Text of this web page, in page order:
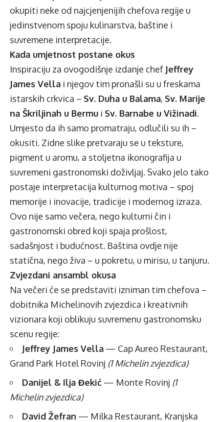
okupiti neke od najcjenjenijih chefova regije u
jedinstvenom spoju kulinarstva, baštine i
suvremene interpretacije.
Kada umjetnost postane okus
Inspiraciju za ovogodišnje izdanje chef Jeffrey
James Vella i njegov tim pronašli su u freskama
istarskih crkvica – Sv. Duha u Balama, Sv. Marije
na Škriljinah u Bermu i Sv. Barnabe u Vižinadi.
Umjesto da ih samo promatraju, odlučili su ih –
okusiti. Zidne slike pretvaraju se u teksture,
pigment u aromu, a stoljetna ikonografija u
suvremeni gastronomski doživljaj. Svako jelo tako
postaje interpretacija kulturnog motiva – spoj
memorije i inovacije, tradicije i modernog izraza.
Ovo nije samo večera, nego kulturni čin i
gastronomski obred koji spaja prošlost,
sadašnjost i budućnost. Baština ovdje nije
statična, nego živa – u pokretu, u mirisu, u tanjuru.
Zvjezdani ansambl okusa
Na večeri će se predstaviti izniman tim chefova –
dobitnika Michelinovih zvjezdica i kreativnih
vizionara koji oblikuju suvremenu gastronomsku
scenu regije:
Jeffrey James Vella — Cap Aureo Restaurant,
Grand Park Hotel Rovinj (1 Michelin zvjezdica)
Danijel & Ilja Đekić — Monte Rovinj (1
Michelin zvjezdica)
David Žefran — Milka Restaurant, Kranjska